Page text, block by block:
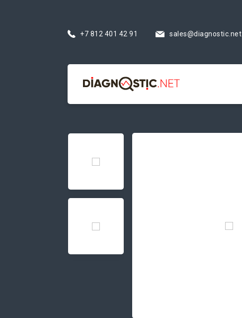
+7 812 401 42 91
sales@diagnostic.net